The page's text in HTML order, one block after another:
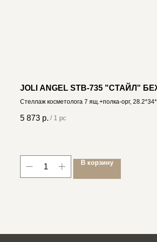
JOLI ANGEL STB-735 "СТАЙЛ"
Стеллаж косметолога 7 ящ.+полка-орг,
5 873 р. / 1 pc
В корзину